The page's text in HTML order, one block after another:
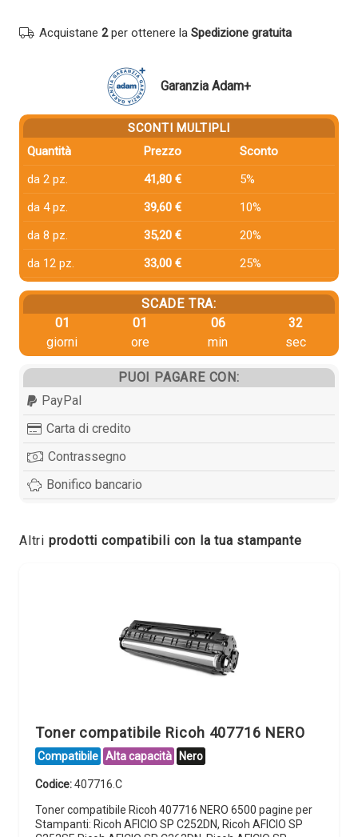
quantità
Acquistane 2per ottenere la Spedizione gratuita
Garanzia Adam+
SCONTI MULTIPLI
Quantità
Prezzo
Sconto
da 2 pz.
41,80 €
5%
da 4 pz.
39,60 €
10%
da 8 pz.
35,20 €
20%
da 12 pz.
33,00 € 25%
SCADE TRA:
01
giorni
01
ore
06
min
32
sec
PUOI PAGARE CON:
PayPal
Carta di credito
Contrassegno
Bonifico bancario
Altri prodotti compatibili con la tua stampante
Toner compatibile Ricoh 407716 NERO
Compatibile Alta capacità Nero
Codice:407716.C
Toner compatibile Ricoh 407716 NERO 6500 pagine per
Stampanti: Ricoh AFICIO SP C252DN, Ricoh AFICIO SP